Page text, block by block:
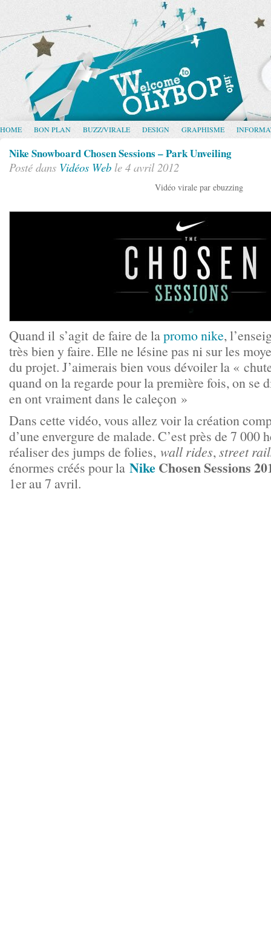
HOME BON PLAN BUZZ/VIRALE DESIGN GRAPHISME
Nike Snowboard Chosen Sessions – Park Unveiling
Posté dans Vidéos Web le 4 avril 2012
Vidéo virale par ebuzzing
Quand il s’agit de faire de lapromo nike,
très bien y faire. Elle ne lésine pas ni sur les
du projet. J’aimerais bien vous dévoiler la «
quand on la regarde pour la première fois, on se
en ont vraiment dans le caleçon »
Dans cette vidéo, vous allez voir la création
d’une envergure de malade. C’est près de 7 000
réaliser des jumps de folies, wall rides,street
énormes créés pour la NikeChosen Sessions
1er au 7 avril.